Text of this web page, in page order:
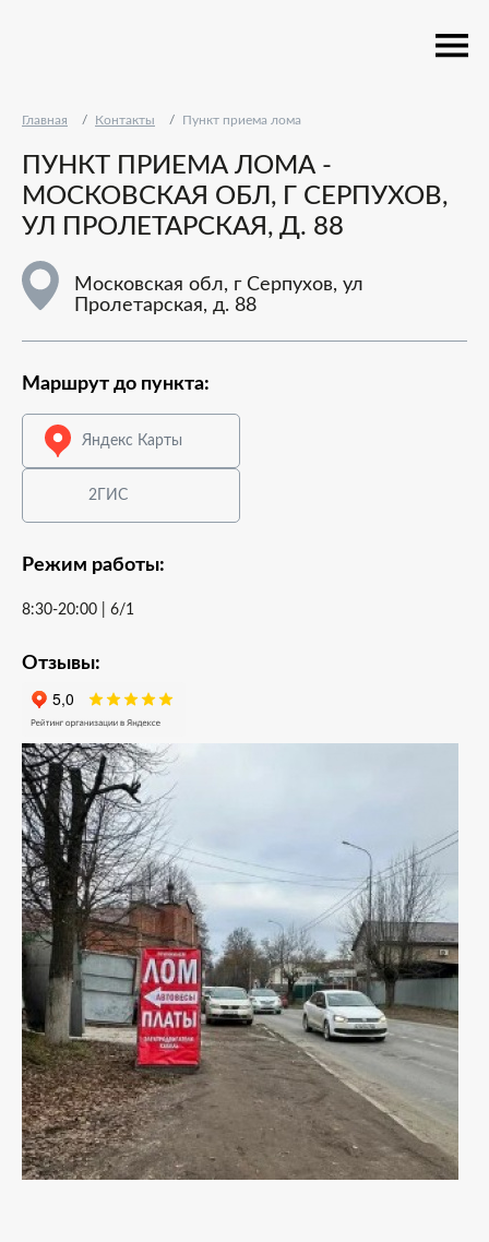
Главная Контакты Пункт приема лома
ПУНКТ ПРИЕМА ЛОМА -
МОСКОВСКАЯ ОБЛ, Г СЕРПУХОВ,
УЛ ПРОЛЕТАРСКАЯ, Д. 88
Московская обл, г Серпухов, ул
Пролетарская, д. 88
Маршрут до пункта:
Яндекс Карты
2ГИС
Режим работы:
8:30-20:00 | 6/1
Отзывы: